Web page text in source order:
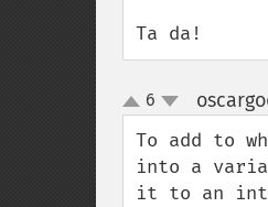
Ta da!
up
down
6
To add to
into a
it to an